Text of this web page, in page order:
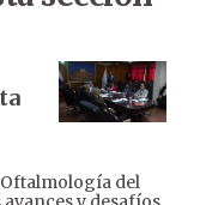
Oftalmología del